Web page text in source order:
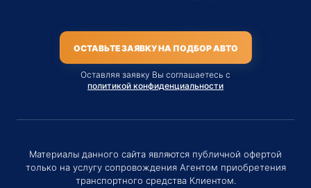
ОСТАВЬТЕ ЗАЯВКУ НА ПОДБОР АВТО
Оставляя заявку Вы соглашаетесь с
политикой конфиденциальности
Материалы данного сайта являются публичной офертой
только на услугу сопровождения Агентом приобретения
транспортного средства Клиентом.